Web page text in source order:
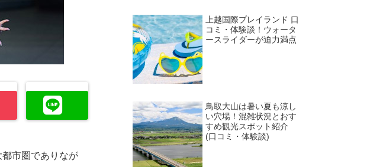
市圏でありなが
上越国際プレイランド 口
コミ・体験談！ウォータ
ースライダーが迫力満点
鳥取大山は暑い夏も涼し
い穴場！混雑状況とおす
すめ観光スポット紹介
(口コミ・体験談)